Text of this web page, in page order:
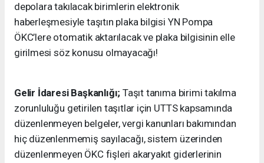
depolara takılacak birimlerin elektronik
haberleşmesiyle taşıtın plaka bilgisi YN Pompa
ÖKC’lere otomatik aktarılacak ve plaka bilgisinin elle
girilmesi söz konusu olmayacağı!
Gelir İdaresi Başkanlığı; Taşıt tanıma birimi takılma
zorunluluğu getirilen taşıtlar için UTTS kapsamında
düzenlenmeyen belgeler, vergi kanunları bakımından
hiç düzenlenmemiş sayılacağı, sistem üzerinden
düzenlenmeyen ÖKC fişleri akaryakıt giderlerinin